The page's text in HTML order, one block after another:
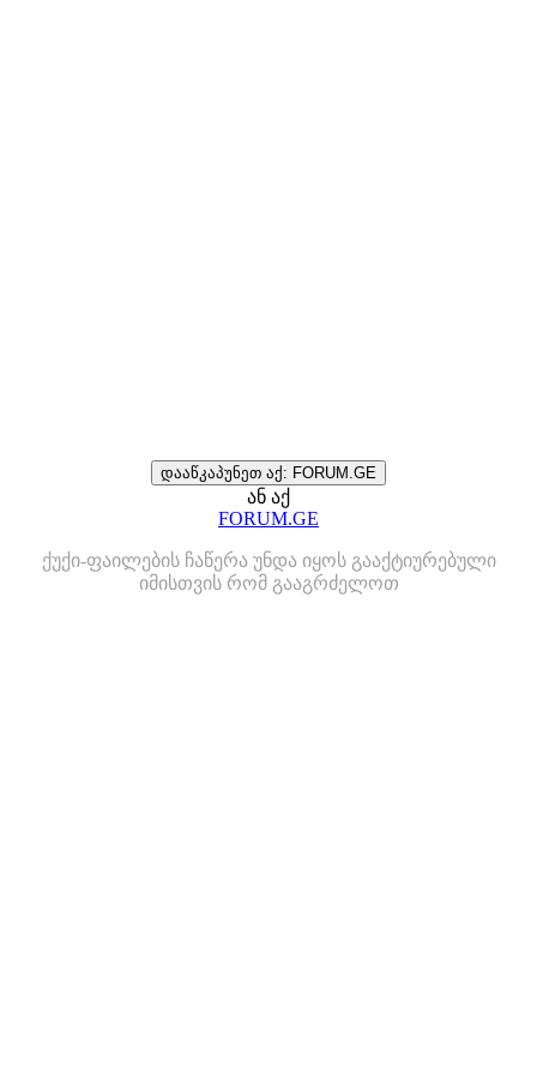
დააწკაპუნეთ აქ: FORUM.GE
ან აქ
FORUM.GE
ქუქი-ფაილების ჩაწერა უნდა იყოს გააქტიურებული
იმისთვის რომ გააგრძელოთ